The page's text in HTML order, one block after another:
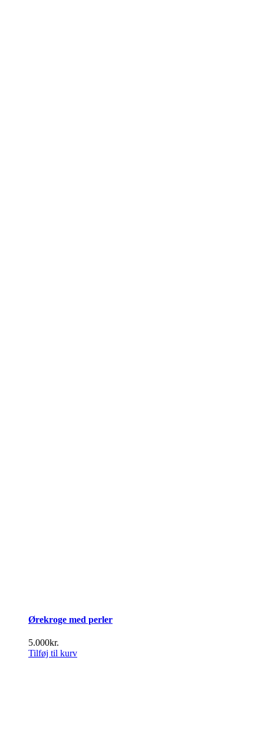
Ørekroge med perler
5.000kr.
Tilføj til kurv